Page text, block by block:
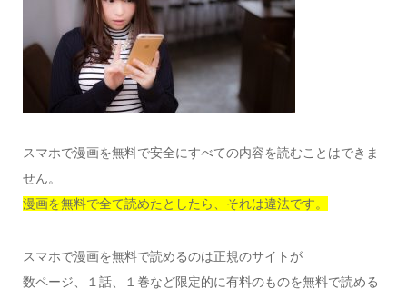
スマホで漫画を無料で安全にすべての内容を読むことはできま
せん。
漫画を無料で全て読めたとしたら、それは違法です。
スマホで漫画を無料で読めるのは正規のサイトが
数ページ、１話、１巻など限定的に有料のものを無料で読める